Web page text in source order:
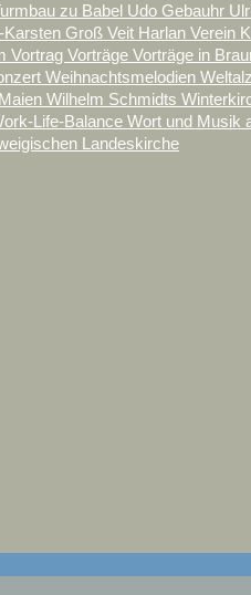
zu Babel Udo Gebauhr
Karsten Groß Veit Harlan Verein
Vortrag Vorträge Vorträge in
Weihnachtsmelodien
Wilhelm Schmidts
Life-Balance Wort und Musik
Landeskirche